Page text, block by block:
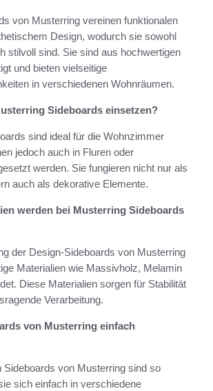
von Musterring vereinen funktionalen
Design, wodurch sie sowohl
stilvoll sind. Sie sind aus hochwertigen
und bieten vielseitige
in verschiedenen Wohnräumen.
Sideboards einsetzen?
sind ideal für die Wohnzimmer
jedoch auch in Fluren oder
werden. Sie fungieren nicht nur als
auch als dekorative Elemente.
werden bei Musterring Sideboards
der Design-Sideboards von Musterring
Materialien wie Massivholz, Melamin
Diese Materialien sorgen für Stabilität
Verarbeitung.
von Musterring einfach
Sideboards von Musterring sind so
sich einfach in verschiedene